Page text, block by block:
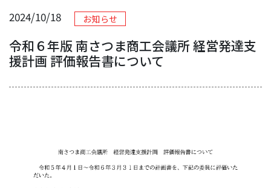
2024/10/18 お知らせ
令和６年版 南さつま商工会議所 経営発達支
援計画 評価報告書について